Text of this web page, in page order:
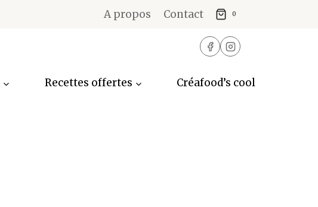
A propos Contact 0
Recettes offertes Créafood’s cool